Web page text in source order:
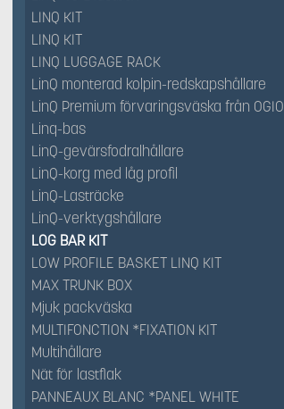
LINQ KIT
LINQ KIT
LINQ LUGGAGE RACK
LinQ monterad kolpin-redskapshållare
LinQ Premium förvaringsväska från OGIO
Linq-bas
LinQ-gevärsfodralhållare
LinQ-korg med låg profil
LinQ-Lasträcke
LinQ-verktygshållare
LOG BAR KIT
LOW PROFILE BASKET LINQ KIT
MAX TRUNK BOX
Mjuk packväska
MULTIFONCTION *FIXATION KIT
Multihållare
Nät för lastflak
PANNEAUX BLANC *PANEL WHITE